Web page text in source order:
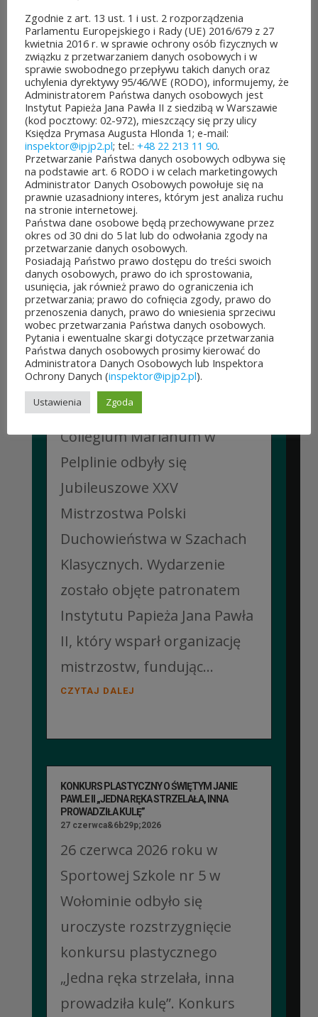
edycji Budżetu
Obywatelskiego Mazowsza.
To mieszkańcy zdecydują,
które pomysły dostaną
dofinansowanie z budżetu
samorządu województwa
mazowieckiego. Do rozdania
jest aż 30 mln zł! Mieszkańcy
województwa mazowieckiego
po...
CZYTAJ DALEJ
JUBILEUSZOWE XXV MISTRZOSTWA POLSKI
DUCHOWIEŃSTWA W SZACHACH
KLASYCZNYCH.
W dniach 6–10 lipca 2026 r. w
Collegium Marianum w
Pelplinie odbyły się
Jubileuszowe XXV
Mistrzostwa Polski
Duchowieństwa w Szachach
Klasycznych. Wydarzenie
zostało objęte patronatem
Instytutu Papieża Jana Pawła
II, który wsparł organizację
mistrzostw, fundując...
CZYTAJ DALEJ
KONKURS PLASTYCZNY O ŚWIĘTYM JANIE
PAWLE II „JEDNA RĘKA STRZELAŁA, INNA
PROWADZIŁA KULĘ”
27 czerwca&6b29p;2026
26 czerwca 2026 roku w
Sportowej Szkole nr 5 w
Wołominie odbyło się
uroczyste rozstrzygnięcie
konkursu plastycznego
„Jedna ręka strzelała, inna
prowadziła kulę”. Konkurs
Zgodnie z art. 13 ust. 1 i ust. 2 rozporządzenia
Parlamentu Europejskiego i Rady (UE) 2016/679 z 27
kwietnia 2016 r. w sprawie ochrony osób fizycznych w
związku z przetwarzaniem danych osobowych i w
sprawie swobodnego przepływu takich danych oraz
uchylenia dyrektywy 95/46/WE (RODO), informujemy, że
Administratorem Państwa danych osobowych jest
Instytut Papieża Jana Pawła II z siedzibą w Warszawie
(kod pocztowy: 02-972), mieszczący się przy ulicy
Księdza Prymasa Augusta Hlonda 1; e-mail:
inspektor@ipjp2.pl; tel.: +48 22 213 11 90.
Przetwarzanie Państwa danych osobowych odbywa się
na podstawie art. 6 RODO i w celach marketingowych
Administrator Danych Osobowych powołuje się na
prawnie uzasadniony interes, którym jest analiza ruchu
na stronie internetowej.
Państwa dane osobowe będą przechowywane przez
okres od 30 dni do 5 lat lub do odwołania zgody na
przetwarzanie danych osobowych.
Posiadają Państwo prawo dostępu do treści swoich
danych osobowych, prawo do ich sprostowania,
usunięcia, jak również prawo do ograniczenia ich
przetwarzania; prawo do cofnięcia zgody, prawo do
przenoszenia danych, prawo do wniesienia sprzeciwu
wobec przetwarzania Państwa danych osobowych.
Pytania i ewentualne skargi dotyczące przetwarzania
Państwa danych osobowych prosimy kierować do
Administratora Danych Osobowych lub Inspektora
Ochrony Danych (inspektor@ipjp2.pl).
Ustawienia Zgoda